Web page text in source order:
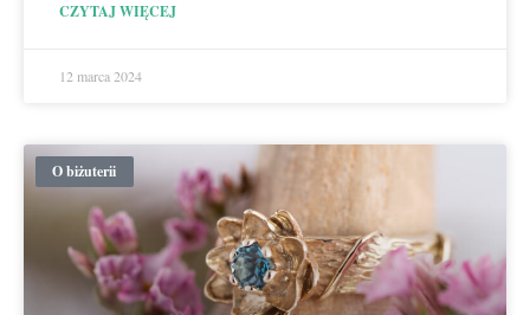
CZYTAJ WIĘCEJ
12 marca 2024
O biżuterii